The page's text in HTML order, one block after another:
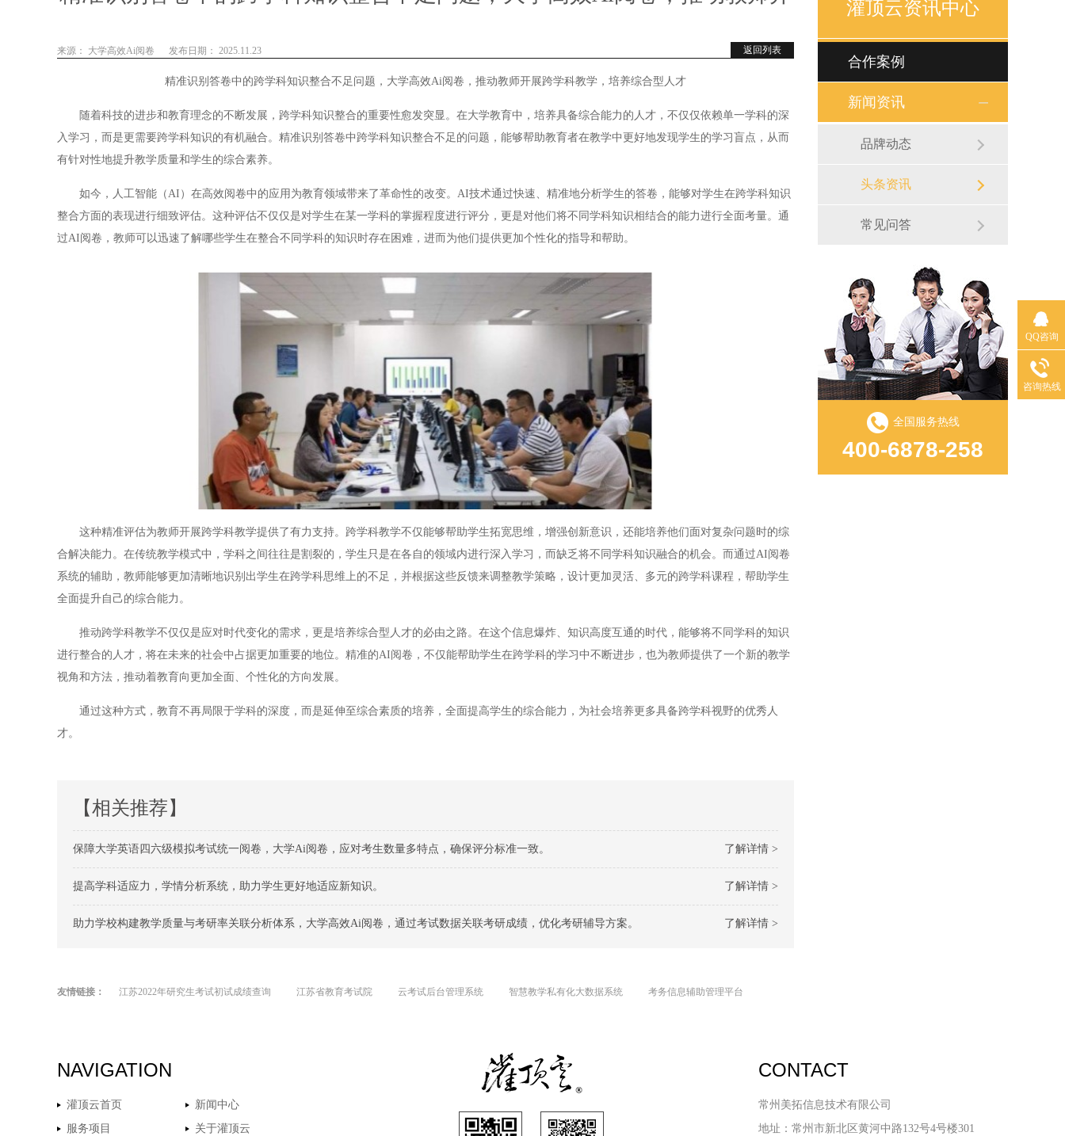
返回列表
来源： 大学高效Ai阅卷 发布日期： 2025.11.23
精准识别答卷中的跨学科知识整合不足问题，大学高效Ai阅卷，推动教师开展跨学科教学，培养综合型人才
随着科技的进步和教育理念的不断发展，跨学科知识整合的重要性愈发突显。在大学教育中，培养具备综合能力的人才，不仅仅依赖单一学科的深
入学习，而是更需要跨学科知识的有机融合。精准识别答卷中跨学科知识整合不足的问题，能够帮助教育者在教学中更好地发现学生的学习盲点，从而
有针对性地提升教学质量和学生的综合素养。
如今，人工智能（AI）在高效阅卷中的应用为教育领域带来了革命性的改变。AI技术通过快速、精准地分析学生的答卷，能够对学生在跨学科知识
整合方面的表现进行细致评估。这种评估不仅仅是对学生在某一学科的掌握程度进行评分，更是对他们将不同学科知识相结合的能力进行全面考量。通
过AI阅卷，教师可以迅速了解哪些学生在整合不同学科的知识时存在困难，进而为他们提供更加个性化的指导和帮助。
这种精准评估为教师开展跨学科教学提供了有力支持。跨学科教学不仅能够帮助学生拓宽思维，增强创新意识，还能培养他们面对复杂问题时的综
合解决能力。在传统教学模式中，学科之间往往是割裂的，学生只是在各自的领域内进行深入学习，而缺乏将不同学科知识融合的机会。而通过AI阅卷
系统的辅助，教师能够更加清晰地识别出学生在跨学科思维上的不足，并根据这些反馈来调整教学策略，设计更加灵活、多元的跨学科课程，帮助学生
全面提升自己的综合能力。
推动跨学科教学不仅仅是应对时代变化的需求，更是培养综合型人才的必由之路。在这个信息爆炸、知识高度互通的时代，能够将不同学科的知识
进行整合的人才，将在未来的社会中占据更加重要的地位。精准的AI阅卷，不仅能帮助学生在跨学科的学习中不断进步，也为教师提供了一个新的教学
视角和方法，推动着教育向更加全面、个性化的方向发展。
通过这种方式，教育不再局限于学科的深度，而是延伸至综合素质的培养，全面提高学生的综合能力，为社会培养更多具备跨学科视野的优秀人
才。
【相关推荐】
了解详情 >
保障大学英语四六级模拟考试统一阅卷，大学Ai阅卷，应对考生数量多特点，确保评分标准一致。
了解详情 >
提高学科适应力，学情分析系统，助力学生更好地适应新知识。
了解详情 >
助力学校构建教学质量与考研率关联分析体系，大学高效Ai阅卷，通过考试数据关联考研成绩，优化考研辅导方案。
灌顶云资讯中心
合作案例
新闻资讯
品牌动态
头条资讯
常见问答
全国服务热线
400-6878-258
友情链接： 江苏2022年研究生考试初试成绩查询 江苏省教育考试院 云考试后台管理系统 智慧教学私有化大数据系统 考务信息辅助管理平台
NAVIGATION
灌顶云首页
新闻中心
服务项目
关于灌顶云
CONTACT
常州美拓信息技术有限公司
地址：常州市新北区黄河中路132号4号楼301
QQ咨询
咨询热线